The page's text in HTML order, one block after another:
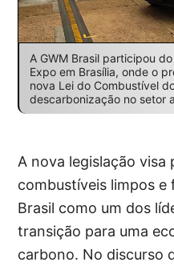
A GWM Brasil participou
Expo em Brasília, onde o
nova Lei do Combustível
descarbonização no setor
A nova legislação visa
combustíveis limpos
Brasil como um dos
transição para uma
carbono. No discurso